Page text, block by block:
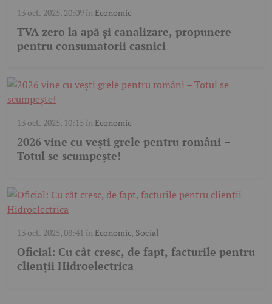
13 oct. 2025, 20:09în Economic
TVA zero la apă și canalizare, propunere
pentru consumatorii casnici
13 oct. 2025, 10:15 în Economic
2026 vine cu vești grele pentru români –
Totul se scumpește!
13 oct. 2025, 08:41 în Economic, Social
Oficial: Cu cât cresc, de fapt, facturile pentru
clienții Hidroelectrica